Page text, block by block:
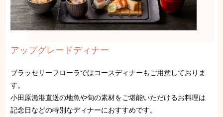
アップグレードディナー
ブラッセリーフローラではコースディナーもご用意しておりま
す。
小田原漁港直送の地魚や旬の素材をご堪能いただけるお料理は
記念日などの特別なディナーにおすすめです。